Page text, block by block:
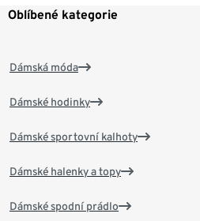
Oblíbené kategorie
Dámská móda
Dámské hodinky
Dámské sportovní kalhoty
Dámské halenky a topy
Dámské spodní prádlo